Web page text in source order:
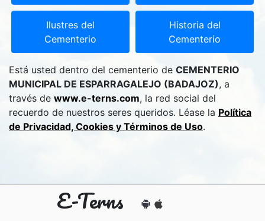
Ilustres del
Cementerio
Historia del
Cementerio
Está usted dentro del cementerio de CEMENTERIO
MUNICIPAL DE ESPARRAGALEJO (BADAJOZ), a
través de www.e-terns.com, la red social del
recuerdo de nuestros seres queridos. Léase la Política
de Privacidad, Cookies y Términos de Uso.
E-Terns